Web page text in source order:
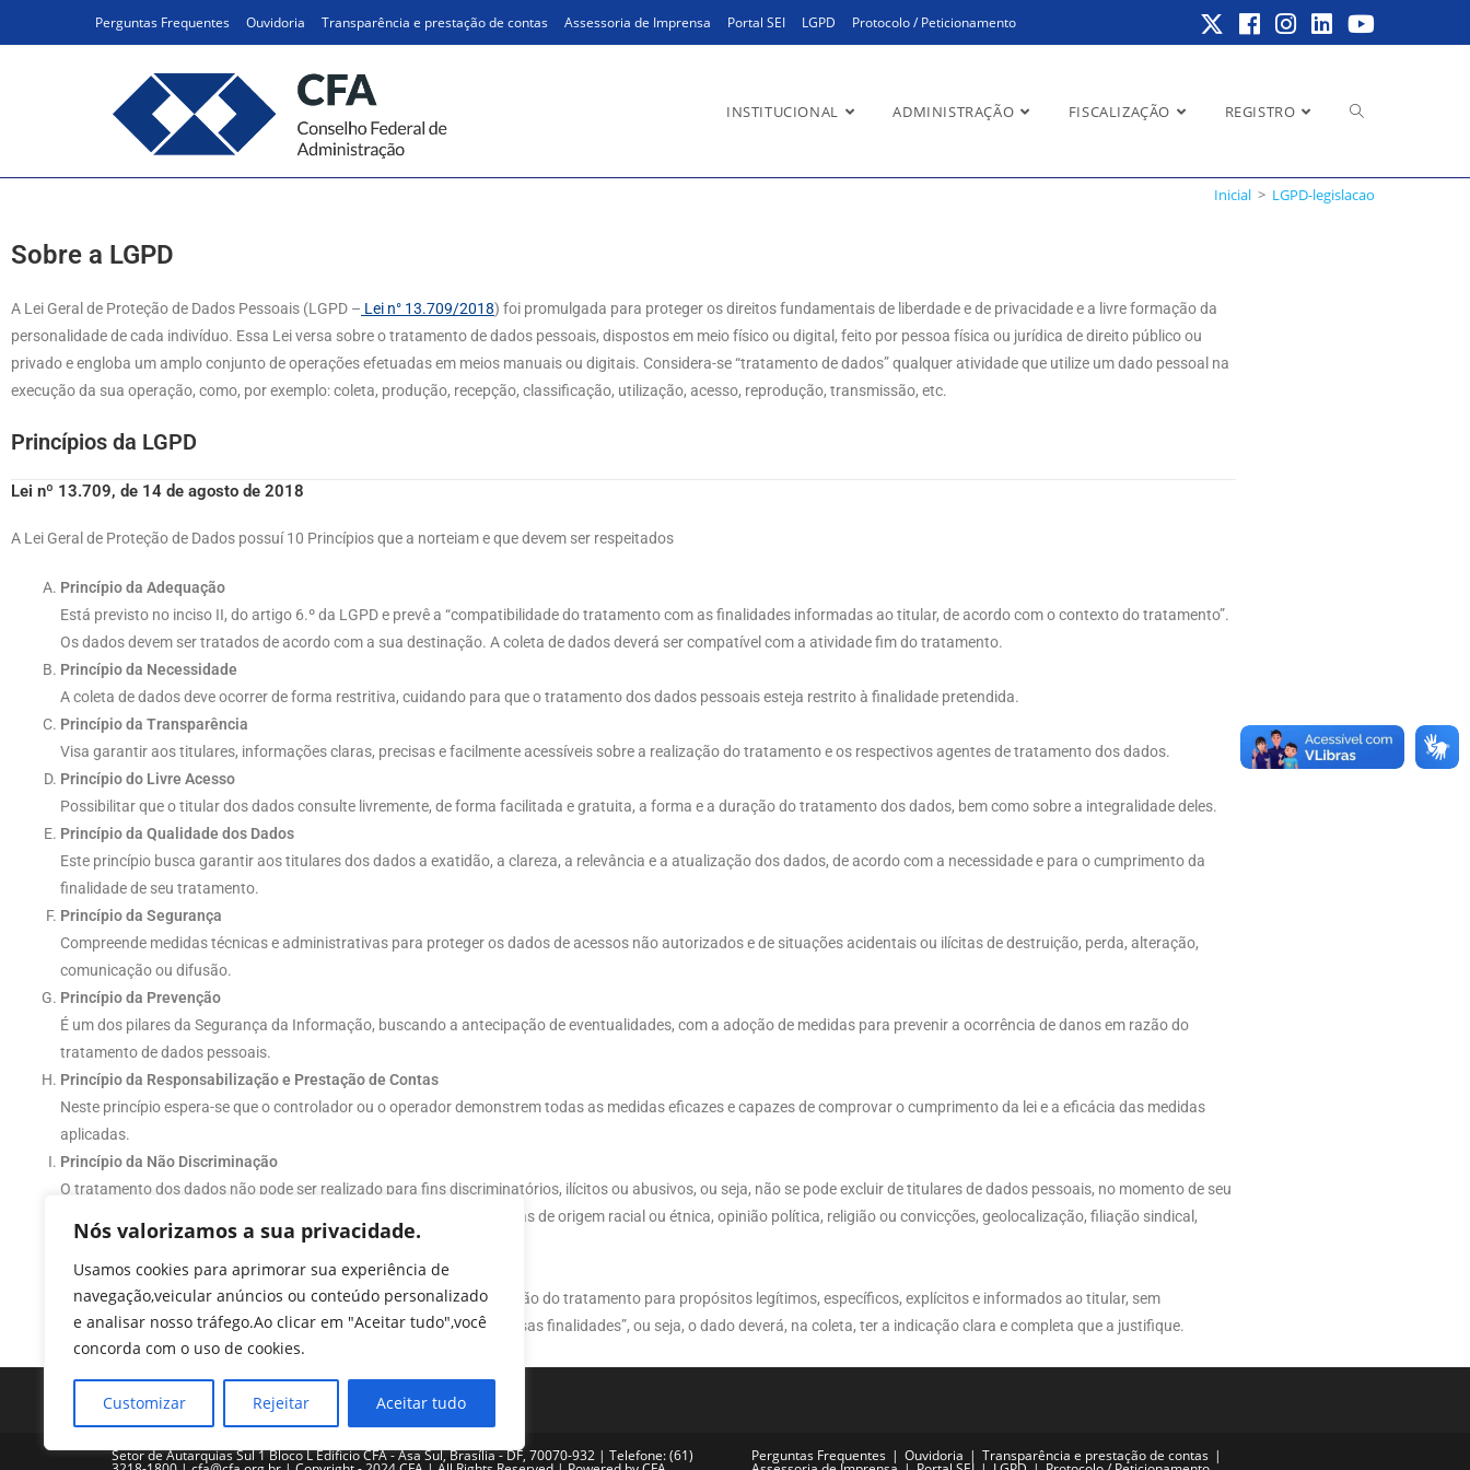
Nós valorizamos a sua privacidade.
Usamos cookies para aprimorar sua experiência de
navegação,veicular anúncios ou conteúdo personalizado
e analisar nosso tráfego.Ao clicar em "Aceitar tudo",você
concorda com o uso de cookies.
Customizar Rejeitar Aceitar tudo
Perguntas Frequentes Ouvidoria Transparência e prestação de contas Assessoria de Imprensa Portal SEI LGPD Protocolo / Peticionamento
INSTITUCIONAL ADMINISTRAÇÃO FISCALIZAÇÃO REGISTRO
Inicial > LGPD-legislacao
Sobre a LGPD
A Lei Geral de Proteção de Dados Pessoais (LGPD – Lei n° 13.709/2018) foi promulgada para proteger os direitos fundamentais de liberdade e de privacidade e a livre formação da
personalidade de cada indivíduo. Essa Lei versa sobre o tratamento de dados pessoais, dispostos em meio físico ou digital, feito por pessoa física ou jurídica de direito público ou
privado e engloba um amplo conjunto de operações efetuadas em meios manuais ou digitais. Considera-se “tratamento de dados” qualquer atividade que utilize um dado pessoal na
execução da sua operação, como, por exemplo: coleta, produção, recepção, classificação, utilização, acesso, reprodução, transmissão, etc.
Princípios da LGPD
Lei nº 13.709, de 14 de agosto de 2018
A Lei Geral de Proteção de Dados possuí 10 Princípios que a norteiam e que devem ser respeitados
Princípio da Adequação
Está previsto no inciso II, do artigo 6.º da LGPD e prevê a “compatibilidade do tratamento com as finalidades informadas ao titular, de acordo com o contexto do tratamento”.
Os dados devem ser tratados de acordo com a sua destinação. A coleta de dados deverá ser compatível com a atividade fim do tratamento.
Princípio da Necessidade
A coleta de dados deve ocorrer de forma restritiva, cuidando para que o tratamento dos dados pessoais esteja restrito à finalidade pretendida.
Princípio da Transparência
Visa garantir aos titulares, informações claras, precisas e facilmente acessíveis sobre a realização do tratamento e os respectivos agentes de tratamento dos dados.
Princípio do Livre Acesso
Possibilitar que o titular dos dados consulte livremente, de forma facilitada e gratuita, a forma e a duração do tratamento dos dados, bem como sobre a integralidade deles.
Princípio da Qualidade dos Dados
Este princípio busca garantir aos titulares dos dados a exatidão, a clareza, a relevância e a atualização dos dados, de acordo com a necessidade e para o cumprimento da
finalidade de seu tratamento.
Princípio da Segurança
Compreende medidas técnicas e administrativas para proteger os dados de acessos não autorizados e de situações acidentais ou ilícitas de destruição, perda, alteração,
comunicação ou difusão.
Princípio da Prevenção
É um dos pilares da Segurança da Informação, buscando a antecipação de eventualidades, com a adoção de medidas para prevenir a ocorrência de danos em razão do
tratamento de dados pessoais.
Princípio da Responsabilização e Prestação de Contas
Neste princípio espera-se que o controlador ou o operador demonstrem todas as medidas eficazes e capazes de comprovar o cumprimento da lei e a eficácia das medidas
aplicadas.
Princípio da Não Discriminação
O tratamento dos dados não pode ser realizado para fins discriminatórios, ilícitos ou abusivos, ou seja, não se pode excluir de titulares de dados pessoais, no momento de seu
tratamento, informações determinadas por características, sejam elas de origem racial ou étnica, opinião política, religião ou convicções, geolocalização, filiação sindical,
estado genético ou de saúde ou orientação sexual.
Princípio da Finalidade
Previsto no inciso I do art. 6.º da LGPD, emprega-se como a “realização do tratamento para propósitos legítimos, específicos, explícitos e informados ao titular, sem
possibilidade de tratamento posterior de forma incompatível com essas finalidades”, ou seja, o dado deverá, na coleta, ter a indicação clara e completa que a justifique.
Perguntas Frequentes Ouvidoria Transparência e prestação de contas
Setor de Autarquias Sul 1 Bloco L Edificio CFA - Asa Sul, Brasília - DF, 70070-932 | Telefone: (61)